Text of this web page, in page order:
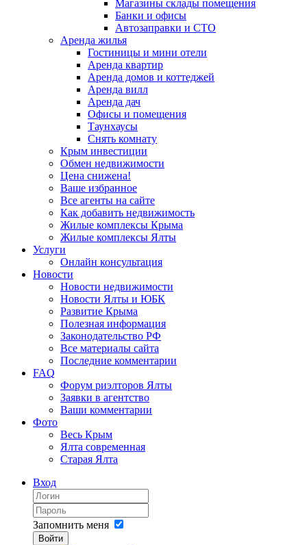
Магазины склады помещения
Банки и офисы
Автозаправки и СТО
Аренда жилья
Гостиницы и мини отели
Аренда квартир
Аренда домов и коттеджей
Аренда вилл
Аренда дач
Офисы и помещения
Таунхаусы
Снять комнату
Крым инвестиции
Обмен недвижимости
Цена снижена!
Ваше избранное
Все агенты на сайте
Как добавить недвижимость
Жилые комплексы Крыма
Жилые комплексы Ялты
Услуги
Онлайн консультация
Новости
Новости недвижимости
Новости Ялты и ЮБК
Развитие Крыма
Полезная информация
Законодательство РФ
Все материалы сайта
Последние комментарии
FAQ
Форум риэлторов Ялты
Заявки в агентство
Ваши комментарии
Фото
Весь Крым
Ялта современная
Старая Ялта
Вход
Запомнить меня
Войти